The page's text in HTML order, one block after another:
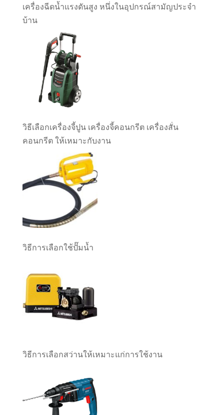
เครื่องฉีดน้ำแรงดันสูง หนึ่งในอุปกรณ์สามัญประจำ
บ้าน
วิธีเลือกเครื่องจี้ปูน เครื่องจี้คอนกรีต เครื่องสั่น
คอนกรีต ให้เหมาะกับงาน
วิธีการเลือกใช้ปั๊มน้ำ
วิธีการเลือกสว่านให้เหมาะแก่การใช้งาน